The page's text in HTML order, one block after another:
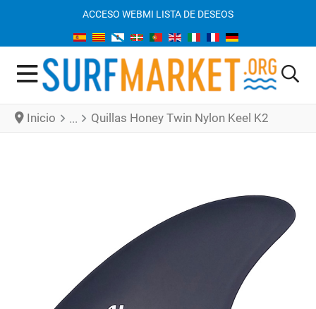
ACCESO WEBMI LISTA DE DESEOS
Inicio Quillas Honey Twin Nylon Keel K2